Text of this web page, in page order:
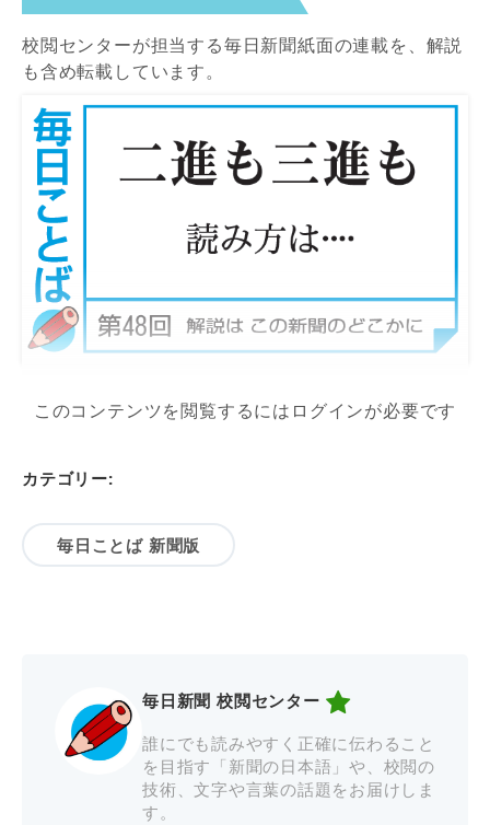
校閲センターが担当する毎日新聞紙面の連載を、解説
も含め転載しています。
このコンテンツを閲覧するにはログインが必要です
カテゴリー:
毎日ことば 新聞版
毎日新聞 校閲センター
誰にでも読みやすく正確に伝わること
を目指す「新聞の日本語」や、校閲の
技術、文字や言葉の話題をお届けしま
す。